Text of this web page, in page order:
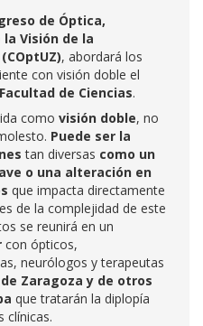
de Óptica,
Visión de la
, abordará los
con visión doble el
Facultad de Ciencias.
como visión doble, no
Puede ser la
tan diversas como un
o una alteración en
que impacta directamente
de la complejidad de este
se reunirá en un
con ópticos,
neurólogos y terapeutas
Zaragoza y de otros
que tratarán la diplopía
clínicas.